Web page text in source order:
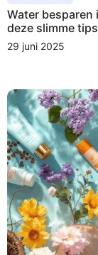
Water besparen
deze slimme
29 juni 2025